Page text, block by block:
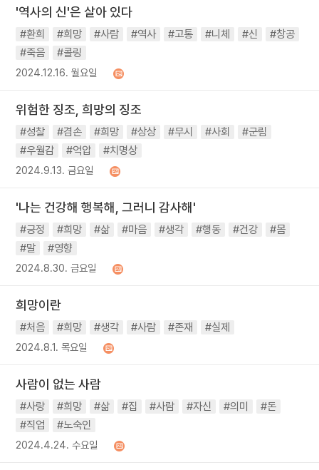
'역사의 신'은 살아 있다
#환희 #희망 #사람 #역사 #고통 #니체 #신
#창공
#죽음
#콜링
2024.12.16. 월요일
위험한 징조, 희망의 징조
#성찰 #겸손 #희망 #상상 #무시 #사회
#군림
#우월감
#억압 #치명상
2024.9.13. 금요일
'나는 건강해 행복해, 그러니 감사해'
#긍정 #희망 #삶 #마음 #생각 #행동 #건강
#몸
#말
#영향
2024.8.30. 금요일
희망이란
#처음 #희망 #생각 #사람 #존재 #실제
2024.8.1. 목요일
사람이 없는 사람
#사랑 #희망 #삶 #집 #사람 #자신 #의미
#돈
#직업
#노숙인
2024.4.24. 수요일